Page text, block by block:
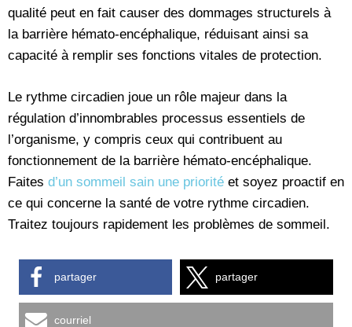
qualité peut en fait causer des dommages structurels à
la barrière hémato-encéphalique, réduisant ainsi sa
capacité à remplir ses fonctions vitales de protection.
Le rythme circadien joue un rôle majeur dans la
régulation d’innombrables processus essentiels de
l’organisme, y compris ceux qui contribuent au
fonctionnement de la barrière hémato-encéphalique.
Faites d’un sommeil sain une priorité et soyez proactif en
ce qui concerne la santé de votre rythme circadien.
Traitez toujours rapidement les problèmes de sommeil.
partager partager
courriel